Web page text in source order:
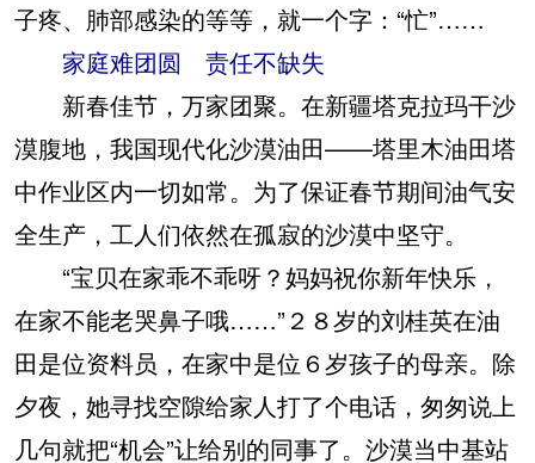
子疼、肺部感染的等等，就一个字：“忙”……
家庭难团圆 责任不缺失
新春佳节，万家团聚。在新疆塔克拉玛干沙
漠腹地，我国现代化沙漠油田——塔里木油田塔
中作业区内一切如常。为了保证春节期间油气安
全生产，工人们依然在孤寂的沙漠中坚守。
“宝贝在家乖不乖呀？妈妈祝你新年快乐，
在家不能老哭鼻子哦……”２８岁的刘桂英在油
田是位资料员，在家中是位６岁孩子的母亲。除
夕夜，她寻找空隙给家人打了个电话，匆匆说上
几句就把“机会”让给别的同事了。沙漠当中基站